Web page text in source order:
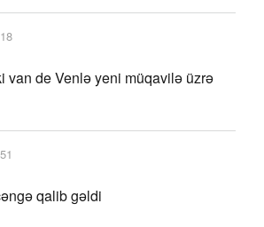
van de Venlə yeni müqavilə üzrə
qalib gəldi